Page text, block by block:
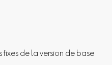
fixes de la version de base